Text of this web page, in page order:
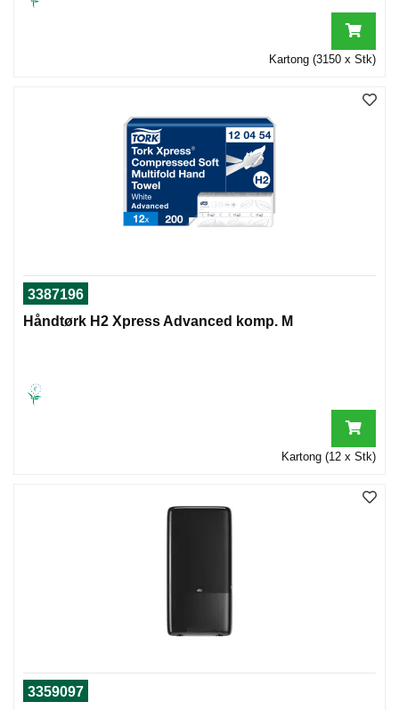
Kartong (3150 x Stk)
3387196
Håndtørk H2 Xpress Advanced komp. M
Kartong (12 x Stk)
3359097